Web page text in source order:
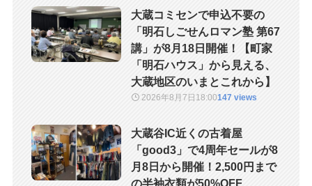
大蔵コミセンで申込不要の
「明石しごせんロマン塾 第67
講」が8月18日開催！【町家
「明石ハウス」から見える、
大蔵地区のいまとこれから】
2026年8月7日 18:00147 views
大蔵谷IC近くの古着屋
「good3」で4周年セールが8
月8日から開催！2,500円まで
の半袖衣類が50%OFF